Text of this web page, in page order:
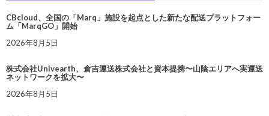
CBcloud、全国の「Marq」施設を起点とした新たな配送プラットフォー
ム「MarqGO」開始
2026年8月5日
株式会社Univearth、倉吉運送株式会社と資本提携〜山陰エリアへ実運送
ネットワークを拡大〜
2026年8月5日